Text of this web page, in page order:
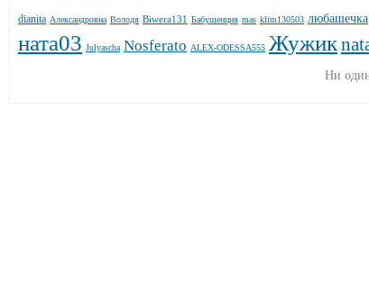
dianita Александровна Володя Biwera131 Бабушенция mas klim130503 любашечка
ната03 Julyascha Nosferato ALEX-ODESSA555 Жужик
Ни